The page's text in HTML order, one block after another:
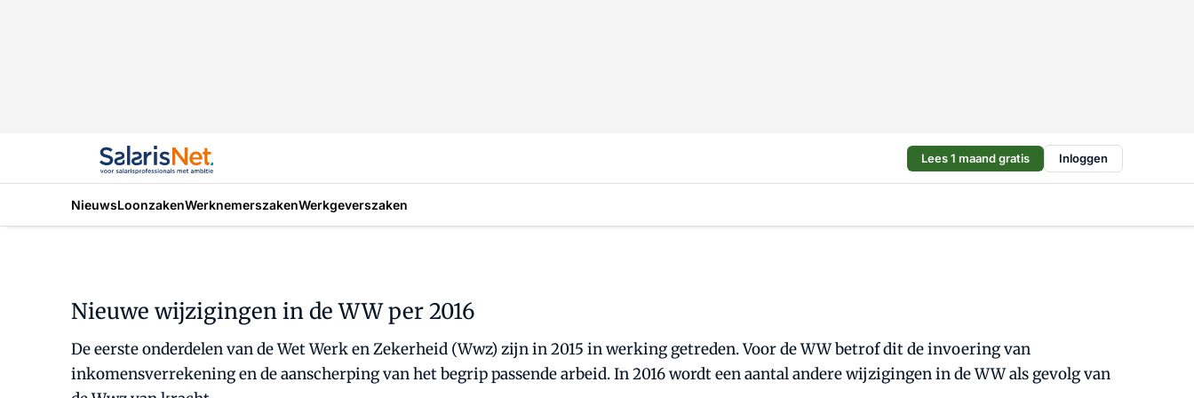
Lees 1 maand gratis Inloggen
NieuwsLoonzakenWerknemerszakenWerkgeverszaken
Nieuwe wijzigingen in de WW per 2016
De eerste onderdelen van de Wet Werk en Zekerheid (Wwz) zijn in 2015 in werking getreden. Voor de WW betrof dit de invoering van
inkomensverrekening en de aanscherping van het begrip passende arbeid. In 2016 wordt een aantal andere wijzigingen in de WW als gevolg van